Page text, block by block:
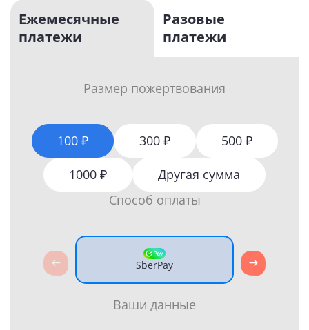
Ежемесячные
платежи
Разовые
платежи
Размер пожертвования
100 ₽ 300 ₽ 500 ₽
1000 ₽
Другая сумма
Способ оплаты
SberPay
Ваши данные